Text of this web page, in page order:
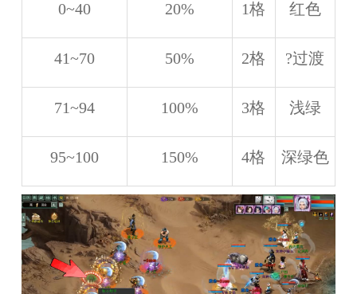
0~40 20% 1格 红色
41~70 50% 2格 ?过渡
71~94 100% 3格 浅绿
95~100 150% 4格 深绿色